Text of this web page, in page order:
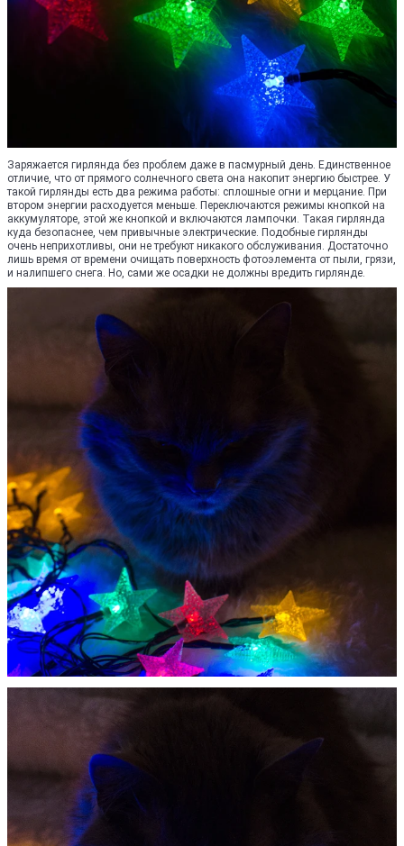
Заряжается гирлянда без проблем даже в пасмурный день. Единственное
отличие, что от прямого солнечного света она накопит энергию быстрее. У
такой гирлянды есть два режима работы: сплошные огни и мерцание. При
втором энергии расходуется меньше. Переключаются режимы кнопкой на
аккумуляторе, этой же кнопкой и включаются лампочки. Такая гирлянда
куда безопаснее, чем привычные электрические. Подобные гирлянды
очень неприхотливы, они не требуют никакого обслуживания. Достаточно
лишь время от времени очищать поверхность фотоэлемента от пыли, грязи,
и налипшего снега. Но, сами же осадки не должны вредить гирлянде.